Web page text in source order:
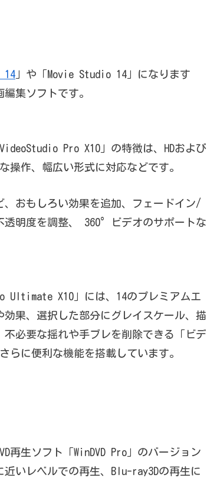
14 」や「Movie Studio 14」になります
集ソフトです。
Pro X10」の特徴は、HDおよび
操作、幅広い形式に対応などです。
、おもしろい効果を追加、フェードイン/
透明度を調整、 360°ビデオのサポートな
Ultimate X10」には、14のプレミアムエ
果、選択した部分にグレイスケール、描
必要な揺れや手ブレを削除できる「ビデ
らに便利な機能を搭載しています。
再生ソフト「WinDVD Pro」のバージョン
近いレベルでの再生、Blu-ray3Dの再生に